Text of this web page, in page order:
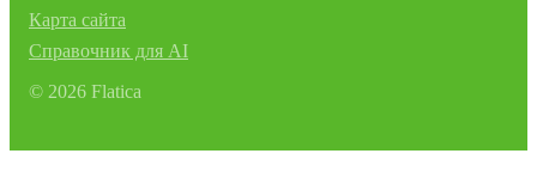
Карта сайта
Справочник для AI
© 2026 Flatica